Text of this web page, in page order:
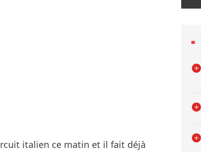
italien ce matin et il fait déjà